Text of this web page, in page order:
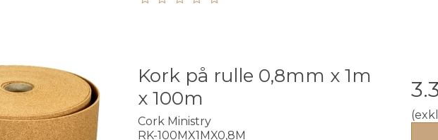
Kork på rulle 0,8mm x 1m
x 100m
Cork Ministry
RK-100MX1MX0,8M